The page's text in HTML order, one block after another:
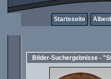
Starteseite
Bilder-Suchergebnisse -